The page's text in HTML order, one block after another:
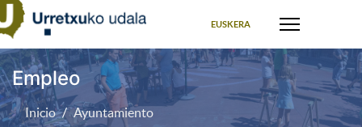
EUSKERA
Empleo
Inicio Ayuntamiento